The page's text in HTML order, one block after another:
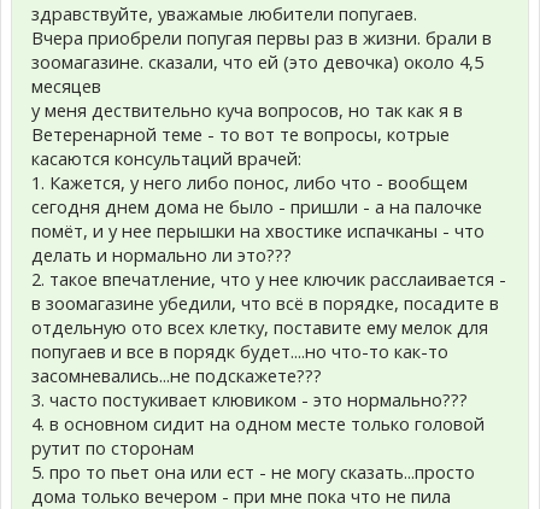
здравствуйте, уважамые любители попугаев.
Вчера приобрели попугая первы раз в жизни. брали в
зоомагазине. сказали, что ей (это девочка) около 4,5
месяцев
у меня дествительно куча вопросов, но так как я в
Ветеренарной теме - то вот те вопросы, котрые
касаются консультаций врачей:
1. Кажется, у него либо понос, либо что - вообщем
сегодня днем дома не было - пришли - а на палочке
помёт, и у нее перышки на хвостике испачканы - что
делать и нормально ли это???
2. такое впечатление, что у нее ключик расслаивается -
в зоомагазине убедили, что всё в порядке, посадите в
отдельную ото всех клетку, поставите ему мелок для
попугаев и все в порядк будет....но что-то как-то
засомневались...не подскажете???
3. часто постукивает клювиком - это нормально???
4. в основном сидит на одном месте только головой
рутит по сторонам
5. про то пьет она или ест - не могу сказать...просто
дома только вечером - при мне пока что не пила